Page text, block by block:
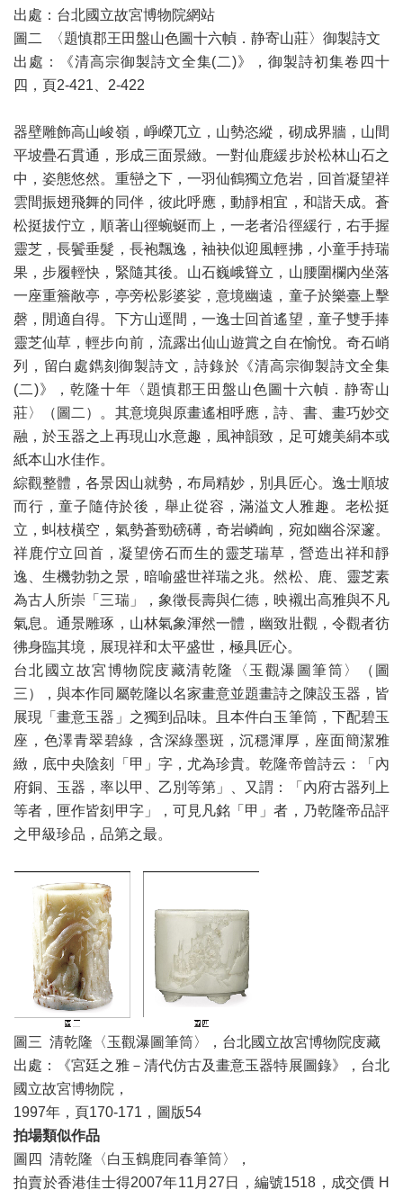
出處：台北國立故宮博物院網站
圖二 〈題慎郡王田盤山色圖十六幀．静寄山莊〉御製詩文
出處：《清高宗御製詩文全集(二)》，御製詩初集卷四十
四，頁2-421、2-422
器壁雕飾高山峻嶺，崢嶸兀立，山勢恣縱，砌成界牆，山間
平坡疊石貫通，形成三面景緻。一對仙鹿緩步於松林山石之
中，姿態悠然。重巒之下，一羽仙鶴獨立危岩，回首凝望祥
雲間振翅飛舞的同伴，彼此呼應，動靜相宜，和諧天成。蒼
松挺拔佇立，順著山徑蜿蜒而上，一老者沿徑緩行，右手握
靈芝，長鬢垂髮，長袍飄逸，袖袂似迎風輕拂，小童手持瑞
果，步履輕快，緊隨其後。山石巍峨聳立，山腰圍欄內坐落
一座重簷敞亭，亭旁松影婆娑，意境幽遠，童子於樂臺上擊
磬，閒適自得。下方山逕間，一逸士回首遙望，童子雙手捧
靈芝仙草，輕步向前，流露出仙山遊賞之自在愉悅。奇石峭
列，留白處鐫刻御製詩文，詩錄於《清高宗御製詩文全集
(二)》，乾隆十年〈題慎郡王田盤山色圖十六幀．静寄山
莊〉（圖二）。其意境與原畫遙相呼應，詩、書、畫巧妙交
融，於玉器之上再現山水意趣，風神韻致，足可媲美絹本或
紙本山水佳作。
綜觀整體，各景因山就勢，布局精妙，別具匠心。逸士順坡
而行，童子隨侍於後，舉止從容，滿溢文人雅趣。老松挺
立，虯枝橫空，氣勢蒼勁磅礡，奇岩嶙峋，宛如幽谷深邃。
祥鹿佇立回首，凝望傍石而生的靈芝瑞草，營造出祥和靜
逸、生機勃勃之景，暗喻盛世祥瑞之兆。然松、鹿、靈芝素
為古人所崇「三瑞」，象徵長壽與仁德，映襯出高雅與不凡
氣息。通景雕琢，山林氣象渾然一體，幽致壯觀，令觀者彷
彿身臨其境，展現祥和太平盛世，極具匠心。
台北國立故宮博物院庋藏清乾隆〈玉觀瀑圖筆筒〉（圖
三），與本作同屬乾隆以名家畫意並題畫詩之陳設玉器，皆
展現「畫意玉器」之獨到品味。且本件白玉筆筒，下配碧玉
座，色澤青翠碧綠，含深綠墨斑，沉穩渾厚，座面簡潔雅
緻，底中央陰刻「甲」字，尤為珍貴。乾隆帝曾詩云：「內
府銅、玉器，率以甲、乙別等第」、又謂：「內府古器列上
等者，匣作皆刻甲字」，可見凡銘「甲」者，乃乾隆帝品評
之甲級珍品，品第之最。
圖三 清乾隆〈玉觀瀑圖筆筒〉，台北國立故宮博物院庋藏
出處：《宮廷之雅－清代仿古及畫意玉器特展圖錄》，台北
國立故宮博物院，
1997年，頁170-171，圖版54
拍場類似作品
圖四 清乾隆〈白玉鶴鹿同春筆筒〉，
拍賣於香港佳士得2007年11月27日，編號1518，成交價 H